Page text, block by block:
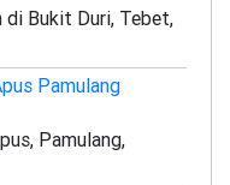
di Bukit Duri, Tebet,
Pamulang
Pamulang,